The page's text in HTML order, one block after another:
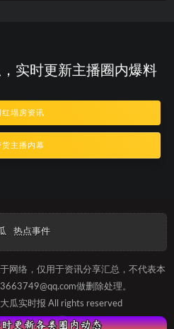
实时更新主播圈内爆料
红塌房资讯
货主播内幕
热点事件
网络，仅用于资讯分享汇总，不代表本
做删除处理。
瓜实时报 All rights reserved
2025012087号